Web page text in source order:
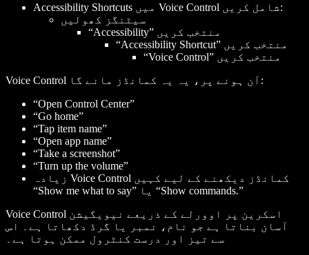
Accessibility Shortcuts میں Voice Control شامل کریں:
سیٹنگز کھولیں
“Accessibility” منتخب کریں
“Accessibility Shortcut” منتخب کریں
“Voice Control” منتخب کریں
Voice Control آن ہونے پر، یہ یہ کمانڈز مانے گا:
“Open Control Center”
“Go home”
“Tap item name”
“Open app name”
“Take a screenshot”
“Turn up the volume”
زیادہ Voice Control کمانڈز دیکھنے کے لیے کہیں
“Show me what to say” یا “Show commands.”
Voice Control اسکرین پر اوورلے کے ذریعے نیویگیشن
آسان بناتا ہے جو نام، نمبر یا گرڈ دکھاتا ہے۔ اس
سے تیز اور درست کنٹرول ممکن ہوتا ہے۔